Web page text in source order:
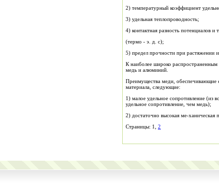
2) температурный коэффициент
3) удельная теплопроводность;
4) контактная разность потенциалов
(термо - э. д. с);
5) предел прочности при растяжении
К наиболее широко распространенным
медь и алюминий.
Преимущества меди, обеспечивающие
материала, следующие:
1) малое удельное сопротивление (из
удельное сопротивление, чем медь);
2) достаточно высокая ме-ханическая
Страницы: 1, 2